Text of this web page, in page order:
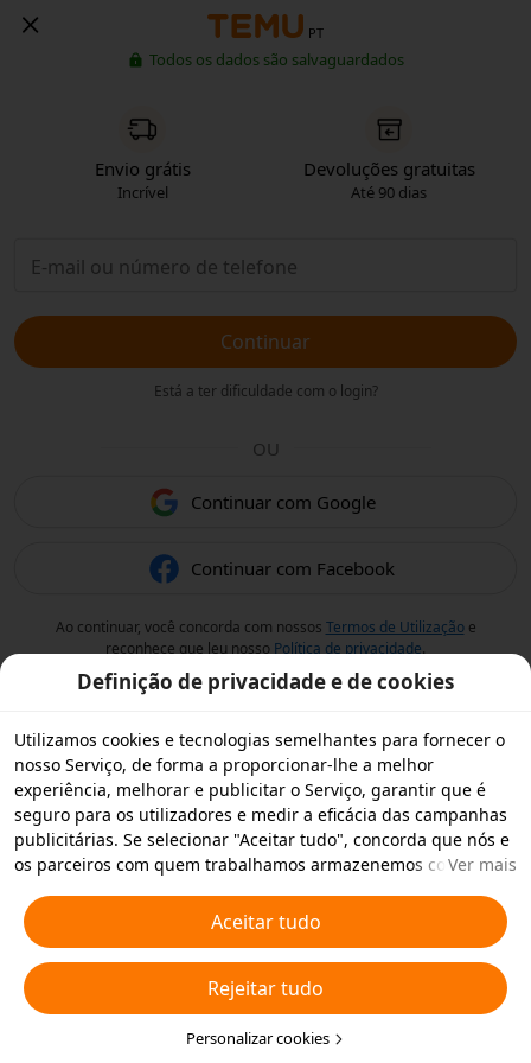
PT
Todos os dados são salvaguardados
Envio grátis
Incrível
Devoluções gratuitas
Até 90 dias
Continuar
Está a ter dificuldade com o login?
OU
Continuar com Google
Continuar com Facebook
Ao continuar, você concorda com nossos Termos de Utilizaçãoe
reconhece que leu nosso Política de privacidade.
Definição de privacidade e de cookies
Utilizamos cookies e tecnologias semelhantes para fornecer o
nosso Serviço, de forma a proporcionar-lhe a melhor
experiência, melhorar e publicitar o Serviço, garantir que é
seguro para os utilizadores e medir a eficácia das campanhas
publicitárias. Se selecionar "Aceitar tudo", concorda que nós e
os parceiros com quem trabalhamos armazenemos cookies e
publicitários. Também pode "Rejeitar todos" os cookies não
essenciais ou escolher os tipos de cookies que pretende
aceitar ou desativar clicando em "Personalizar cookies" abaixo
ou em qualquer altura nas suas definições de privacidade.
Para obter mais informações, consulte a nossaPolítica relativa
a Cookies e Tecnologias Semelhantes.
Ver mais
Aceitar tudo
Rejeitar tudo
Personalizar cookies